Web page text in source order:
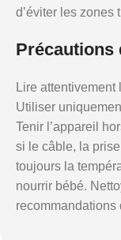
d’éviter les zones
Précautions
Lire
Utiliser
Tenir l’appareil
si le câble, la
toujours la
nourrir bébé.
recommandations